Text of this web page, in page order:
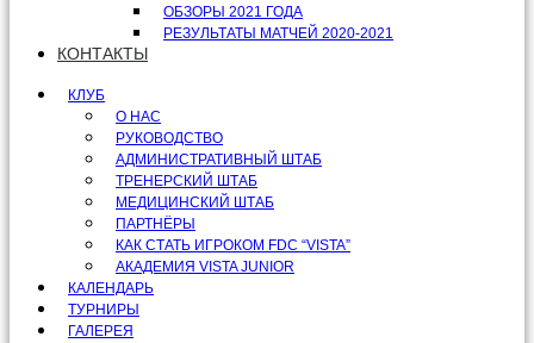
ОБЗОРЫ 2021 ГОДА
РЕЗУЛЬТАТЫ МАТЧЕЙ 2020-2021
КОНТАКТЫ
КЛУБ
О НАС
РУКОВОДСТВО
АДМИНИСТРАТИВНЫЙ ШТАБ
ТРЕНЕРСКИЙ ШТАБ
МЕДИЦИНСКИЙ ШТАБ
ПАРТНЁРЫ
КАК СТАТЬ ИГРОКОМ FDC “VISTA”
АКАДЕМИЯ VISTA JUNIOR
КАЛЕНДАРЬ
ТУРНИРЫ
ГАЛЕРЕЯ